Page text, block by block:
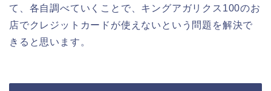
て、各自調べていくことで、キングアガリクス100のお
店でクレジットカードが使えないという問題を解決で
きると思います。